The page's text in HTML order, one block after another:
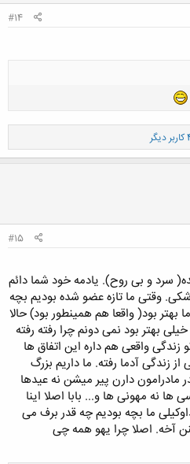
#14
#15
سرد و بی روح). یادمه خود شما دائم
وقتی ما تازه عضو شده بودیم بچه
بهتر بود( واقعا هم همینطور بود) حالا
بهتر بود نمی دونم چرا رفته رفته
زندگی واقعی هم داره این اتفاق ها
زندگی آدما رفته. ما داریم بزرگ
دارن پیر میشن نه عیدها
نه مهونی ها و... بابا اصلا اینا
ما بچه بودیم چه قدر برف می
آخه. اصلا چرا یهو همه چی